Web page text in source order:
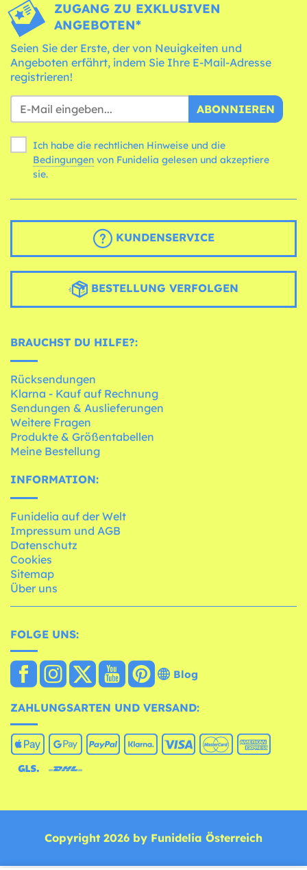
ZUGANG ZU EXKLUSIVEN
ANGEBOTEN*
Seien Sie der Erste, der von Neuigkeiten und
Angeboten erfährt, indem Sie Ihre E-Mail-Adresse
registrieren!
ABONNIEREN
Ich habe die rechtlichen Hinweise und die
Bedingungen
sie.
KUNDENSERVICE
BESTELLUNG VERFOLGEN
BRAUCHST DU HILFE?:
Rücksendungen
Klarna - Kauf auf Rechnung
Sendungen & Auslieferungen
Weitere Fragen
Produkte & Größentabellen
Meine Bestellung
INFORMATION:
Funidelia auf der Welt
Impressum und AGB
Datenschutz
Cookies
Sitemap
Über uns
FOLGE UNS:
Blog
ZAHLUNGSARTEN UND VERSAND:
Copyright 2026 by Funidelia Österreich